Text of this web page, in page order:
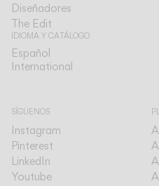
Diseñadores
The Edit
IDIOMA Y CATÁLOGO
Español
International
SÍGUENOS
Instagram
Pinterest
LinkedIn
Youtube